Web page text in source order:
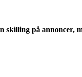
skilling på annoncer,